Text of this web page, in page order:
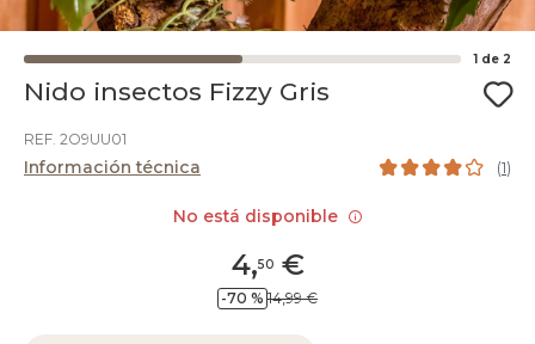
1 de 2
Nido insectos Fizzy Gris
REF. 2O9UU01
Información técnica (1)
4,50€
-70 % 14,99 €